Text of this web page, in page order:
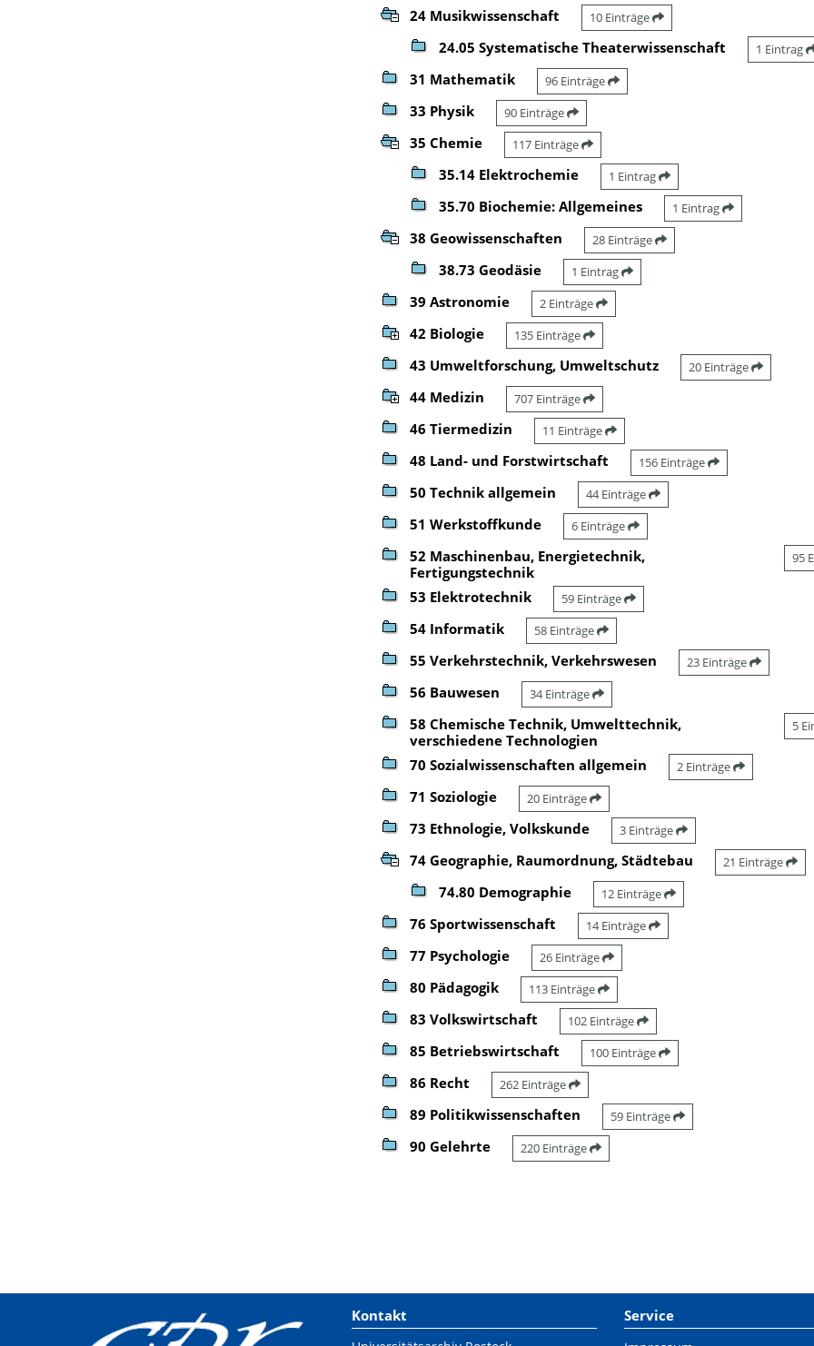
24 Musikwissenschaft 10 Einträge
24.05 Systematische Theaterwissenschaft 1 Eintrag
31 Mathematik 96 Einträge
33 Physik 90 Einträge
35 Chemie 117 Einträge
35.14 Elektrochemie 1 Eintrag
35.70 Biochemie: Allgemeines 1 Eintrag
38 Geowissenschaften 28 Einträge
38.73 Geodäsie 1 Eintrag
39 Astronomie 2 Einträge
42 Biologie 135 Einträge
43 Umweltforschung, Umweltschutz 20 Einträge
44 Medizin 707 Einträge
46 Tiermedizin 11 Einträge
48 Land- und Forstwirtschaft 156 Einträge
50 Technik allgemein 44 Einträge
51 Werkstoffkunde 6 Einträge
52 Maschinenbau, Energietechnik,
Fertigungstechnik
95
53 Elektrotechnik 59 Einträge
54 Informatik 58 Einträge
55 Verkehrstechnik, Verkehrswesen 23 Einträge
56 Bauwesen 34 Einträge
58 Chemische Technik, Umwelttechnik,
verschiedene Technologien
5
70 Sozialwissenschaften allgemein 2 Einträge
71 Soziologie 20 Einträge
73 Ethnologie, Volkskunde 3 Einträge
74 Geographie, Raumordnung, Städtebau 21 Einträge
74.80 Demographie 12 Einträge
76 Sportwissenschaft 14 Einträge
77 Psychologie 26 Einträge
80 Pädagogik 113 Einträge
83 Volkswirtschaft 102 Einträge
85 Betriebswirtschaft 100 Einträge
86 Recht 262 Einträge
89 Politikwissenschaften 59 Einträge
90 Gelehrte 220 Einträge
Kontakt Service